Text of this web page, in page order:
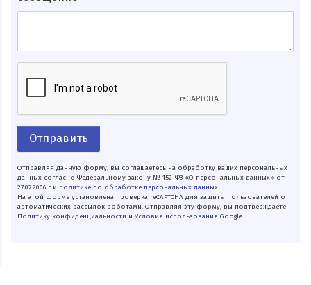
Отправить
Отправляя данную форму, вы соглашаетесь на обработку ваших персональных
данных согласно Федеральному закону № 152-ФЗ «О персональных данных» от
27.07.2006 г и политике по обработке персональных данных.
На этой форме установлена проверка reCAPTCHA для защиты пользователей от
автоматических рассылок роботами. Отправляя эту форму, вы подтверждаете
Политику конфиденциальности и Условия использования Google.